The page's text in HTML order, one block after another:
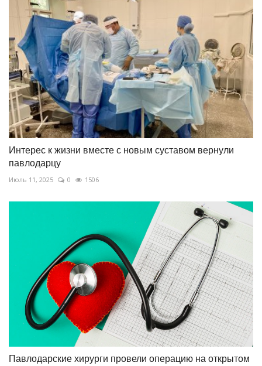
Интерес к жизни вместе с новым суставом вернули
павлодарцу
Июль 11, 2025 0 1506
Павлодарские хирурги провели операцию на открытом